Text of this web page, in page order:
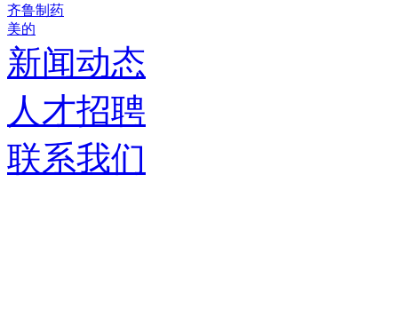
齐鲁制药
美的
新闻动态
人才招聘
联系我们